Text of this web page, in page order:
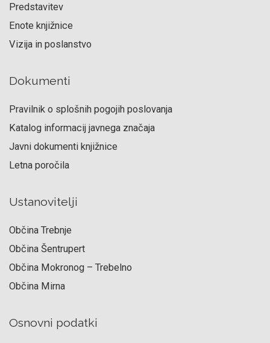
Predstavitev
Enote knjižnice
Vizija in poslanstvo
Dokumenti
Pravilnik o splošnih pogojih poslovanja
Katalog informacij javnega značaja
Javni dokumenti knjižnice
Letna poročila
Ustanovitelji
Občina Trebnje
Občina Šentrupert
Občina Mokronog – Trebelno
Občina Mirna
Osnovni podatki